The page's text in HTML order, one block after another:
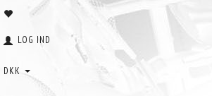
LOG IND
DKK